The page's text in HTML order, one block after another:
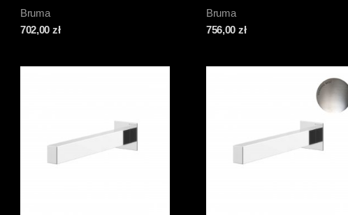
Bruma
702,00 zł
Bruma
756,00 zł